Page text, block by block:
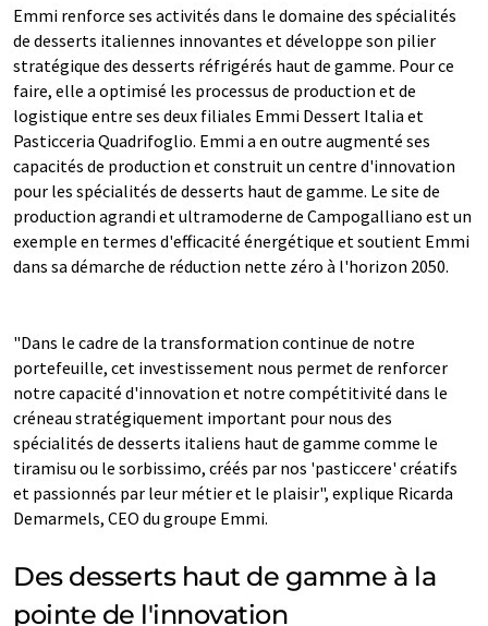
Emmi renforce ses activités dans le domaine des spécialités
de desserts italiennes innovantes et développe son pilier
stratégique des desserts réfrigérés haut de gamme. Pour ce
faire, elle a optimisé les processus de production et de
logistique entre ses deux filiales Emmi Dessert Italia et
Pasticceria Quadrifoglio. Emmi a en outre augmenté ses
capacités de production et construit un centre d'innovation
pour les spécialités de desserts haut de gamme. Le site de
production agrandi et ultramoderne de Campogalliano est un
exemple en termes d'efficacité énergétique et soutient Emmi
dans sa démarche de réduction nette zéro à l'horizon 2050.
"Dans le cadre de la transformation continue de notre
portefeuille, cet investissement nous permet de renforcer
notre capacité d'innovation et notre compétitivité dans le
créneau stratégiquement important pour nous des
spécialités de desserts italiens haut de gamme comme le
tiramisu ou le sorbissimo, créés par nos 'pasticcere' créatifs
et passionnés par leur métier et le plaisir", explique Ricarda
Demarmels, CEO du groupe Emmi.
Des desserts haut de gamme à la
pointe de l'innovation